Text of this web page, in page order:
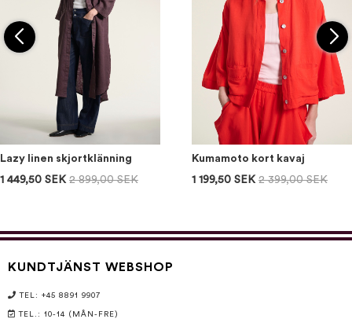
Lazy linen skjortklänning
1 449,50 SEK 2 899,00 SEK
Kumamoto kort kavaj
1 199,50 SEK 2 399,00 SEK
KUNDTJÄNST WEBSHOP
TEL: +45 8891 9907
TEL.: 10-14 (MÅN-FRE)